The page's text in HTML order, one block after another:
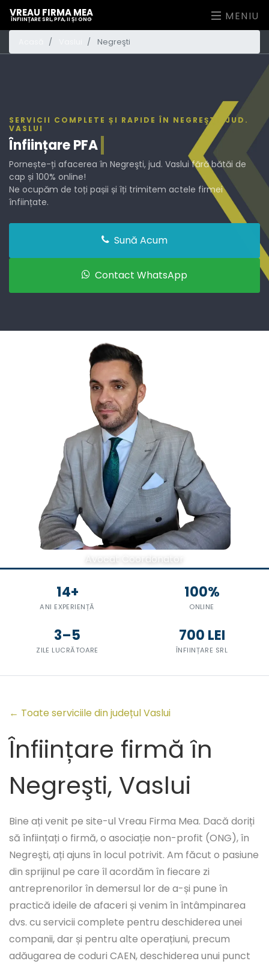
VREAU FIRMA MEA
ÎNFIINȚARE SRL, PFA, II ȘI ONG MENIU
Negreşti
SERVICII COMPLETE ȘI RAPIDE ÎN NEGREŞTI, JUD.
VASLUI
ÎnființarePFA
Pornește-ți afacerea în Negreşti, jud. Vaslui fără bătăi de
cap și 100% online!
Ne ocupăm de toți pașii și îți trimitem actele firmei
înființate.
Sună Acum
Contact WhatsApp
Avocat Coordonator
14+
ANI EXPERIENȚĂ
100%
ONLINE
3–5
ZILE LUCRĂTOARE
700 LEI
ÎNFIINȚARE SRL
← Toate serviciile din județul Vaslui
Înființare firmă în
Negreşti, Vaslui
Bine ați venit pe site-ul Vreau Firma Mea. Dacă doriți
să înființați o firmă, o asociație non-profit (ONG), în
Negreşti, ați ajuns în locul potrivit. Am făcut o pasiune
din sprijinul pe care îl acordăm în fiecare zi
antreprenorilor în demersul lor de a-și pune în
practică ideile de afaceri și venim în întâmpinarea
dvs. cu servicii complete pentru deschiderea unei
companii, dar și pentru alte operațiuni, precum
adăugarea de coduri CAEN, deschiderea unui punct